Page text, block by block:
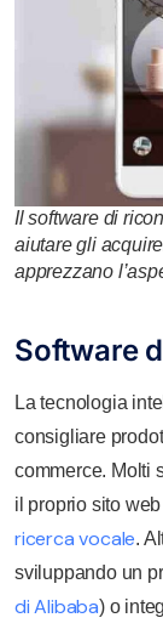
Il software di
aiutare gli
apprezzano
Software
La tecnologia
consigliare
commerce. Molti
il proprio sito
ricerca vocale.
sviluppando un
di Alibaba) o